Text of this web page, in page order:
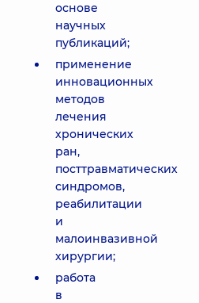
основе
научных
публикаций;
применение
инновационных
методов
лечения
хронических
ран,
посттравматических
синдромов,
реабилитации
и
малоинвазивной
хирургии;
работа
в